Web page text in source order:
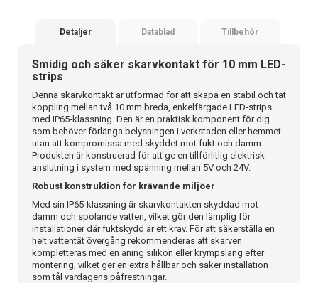
Detaljer Datablad Tillbehör
Smidig och säker skarvkontakt för 10 mm LED-
strips
Denna skarvkontakt är utformad för att skapa en stabil och tät
koppling mellan två 10 mm breda, enkelfärgade LED-strips
med IP65-klassning. Den är en praktisk komponent för dig
som behöver förlänga belysningen i verkstaden eller hemmet
utan att kompromissa med skyddet mot fukt och damm.
Produkten är konstruerad för att ge en tillförlitlig elektrisk
anslutning i system med spänning mellan 5V och 24V.
Robust konstruktion för krävande miljöer
Med sin IP65-klassning är skarvkontakten skyddad mot
damm och spolande vatten, vilket gör den lämplig för
installationer där fuktskydd är ett krav. För att säkerställa en
helt vattentät övergång rekommenderas att skarven
kompletteras med en aning silikon eller krympslang efter
montering, vilket ger en extra hållbar och säker installation
som tål vardagens påfrestningar.